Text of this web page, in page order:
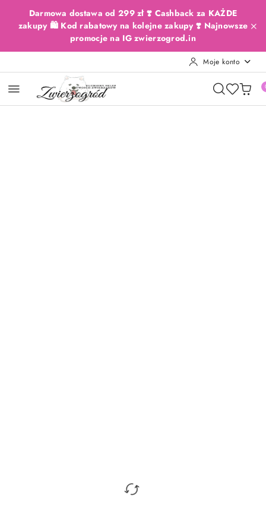
Przejdź do treści głównej
Przejdź do wyszukiwarki
Przejdź do moje konto
Przejdź do menu głównego
Przejdź do opisu produktu
Przejdź do stopki
Darmowa dostawa od 299 zł ❣️ Cashback za KAŻDE
zakupy 🛍️ Kod rabatowy na kolejne zakupy ❣️ Najnowsze
promocje na IG zwierzogrod.in
Moje konto